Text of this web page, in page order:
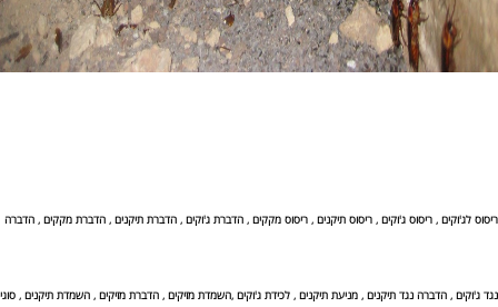
ריסוס לג'וקים , ריסוס ג'וקים , ריסוס תיקנים , ריסוס מקקים , הדברת ג'וקים , הדברת תיקנים , הדברת מקקים , הדברה
נגד ג'וקים , הדברה נגד תיקנים , מניעת תיקנים , לכידת ג'וקים ,השמדת מזיקים , הדברת מזיקים , השמדת תיקנים , סוגי